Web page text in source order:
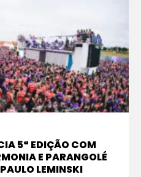
5ª EDIÇÃO COM
E PARANGOLÉ
LEMINSKI